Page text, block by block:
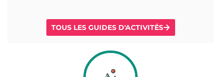
TOUS LES GUIDES D'ACTIVITÉS